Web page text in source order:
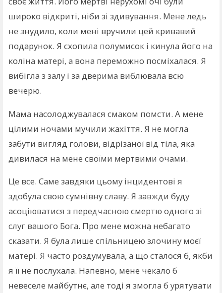
широко відкриті, ніби зі здивування. Мене ледь
не знудило, коли мені вручили цей кривавий
подарунок. Я схопила полумисок і кинула його на
коліна матері, а вона переможно посміхалася. Я
вибігла з залу і за дверима виблювала всю
вечерю.
Мама насолоджувалася смаком помсти. А мене
цілими ночами мучили жахіття. Я не могла
забути вигляд голови, відрізаної від тіла, яка
дивилася на мене своїми мертвими очами.
Це все. Саме завдяки цьому інцидентові я
здобула свою сумнівну славу. Я завжди буду
асоціюватися з передчасною смертю одного зі
слуг вашого Бога. Про мене можна небагато
сказати. Я була лише спільницею злочину моєї
матері. Я часто роздумувала, а що сталося б, якби
я її не послухала. Напевно, мене чекало б
невеселе майбутнє, але тоді я змогла б урятувати